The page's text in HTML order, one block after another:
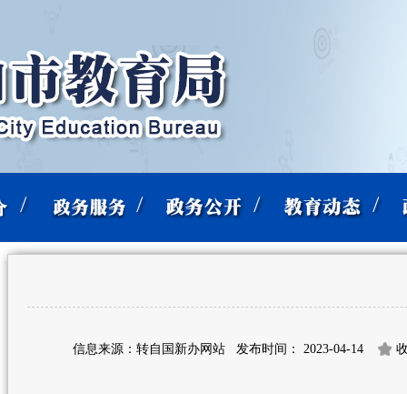
信息来源：转自国新办网站 发布时间： 2023-04-14